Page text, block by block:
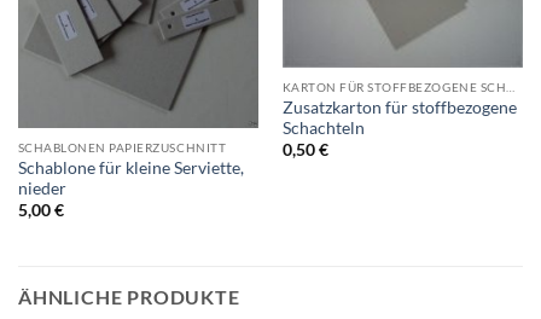
SCHABLONEN PAPIERZUSCHNITT
Schablone für kleine Serviette,
nieder
5,00€
Zusatzkarton für stoffbezogene
Schachteln
0,50€
ÄHNLICHE PRODUKTE